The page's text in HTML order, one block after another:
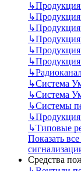
↳
↳Продукция
↳
↳
↳
↳
↳
↳Система
↳Система
↳Системы
↳
↳Типовые
Показать
Средства